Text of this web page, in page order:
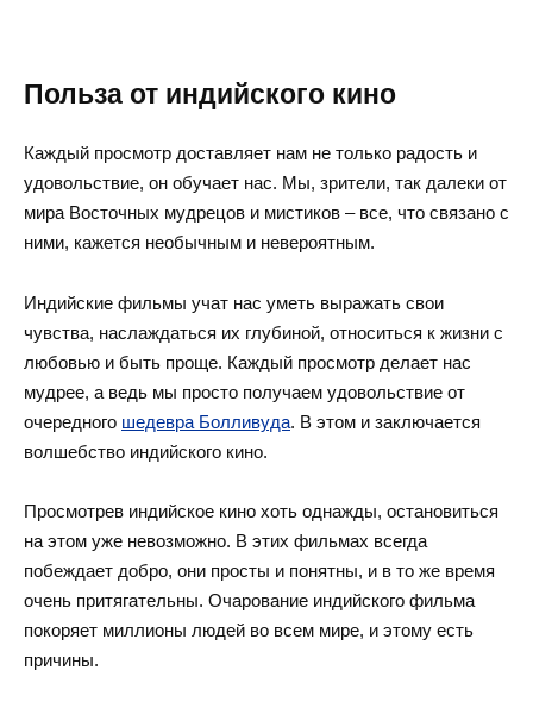
Польза от индийского кино
Каждый просмотр доставляет нам не только радость и
удовольствие, он обучает нас. Мы, зрители, так далеки от
мира Восточных мудрецов и мистиков – все, что связано с
ними, кажется необычным и невероятным.
Индийские фильмы учат нас уметь выражать свои
чувства, наслаждаться их глубиной, относиться к жизни с
любовью и быть проще. Каждый просмотр делает нас
мудрее, а ведь мы просто получаем удовольствие от
очередного шедевра Болливуда. В этом и заключается
волшебство индийского кино.
Просмотрев индийское кино хоть однажды, остановиться
на этом уже невозможно. В этих фильмах всегда
побеждает добро, они просты и понятны, и в то же время
очень притягательны. Очарование индийского фильма
покоряет миллионы людей во всем мире, и этому есть
причины.